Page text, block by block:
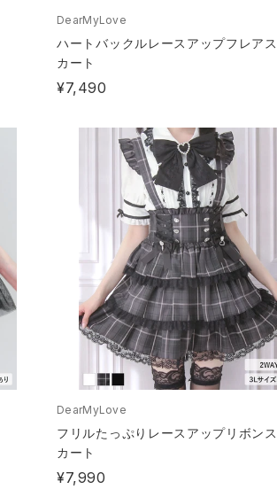
DearMyLove
ハートバックルレースアップフレアス
カート
¥7,490
DearMyLove
フリルたっぷりレースアップリボンス
カート
¥7,990